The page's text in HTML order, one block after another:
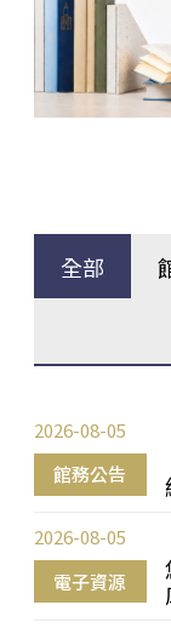
全部
館務公告
2026-08-05
電子資源
2026-08-05